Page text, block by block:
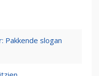
Pakkende slogan